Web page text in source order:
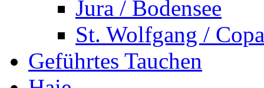
Jura / Bodensee
St. Wolfgang /
Geführtes Tauchen